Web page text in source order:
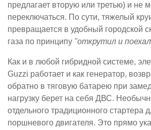
предлагает вторую или третью) и не
переключаться. По сути, тяжелый
превращается в удобный городской
газа по принципу "открутил и
Как и в любой гибридной системе,
Guzzi работает и как генератор,
обратно в тяговую батарею при
нагрузку берет на себя ДВС.
отдельного традиционного стартера
поршневого двигателя. Это прямо